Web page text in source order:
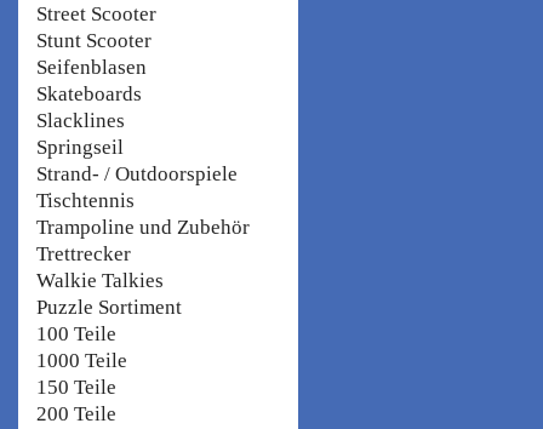
Street Scooter
Stunt Scooter
Seifenblasen
Skateboards
Slacklines
Springseil
Strand- / Outdoorspiele
Tischtennis
Trampoline und Zubehör
Trettrecker
Walkie Talkies
Puzzle Sortiment
100 Teile
1000 Teile
150 Teile
200 Teile